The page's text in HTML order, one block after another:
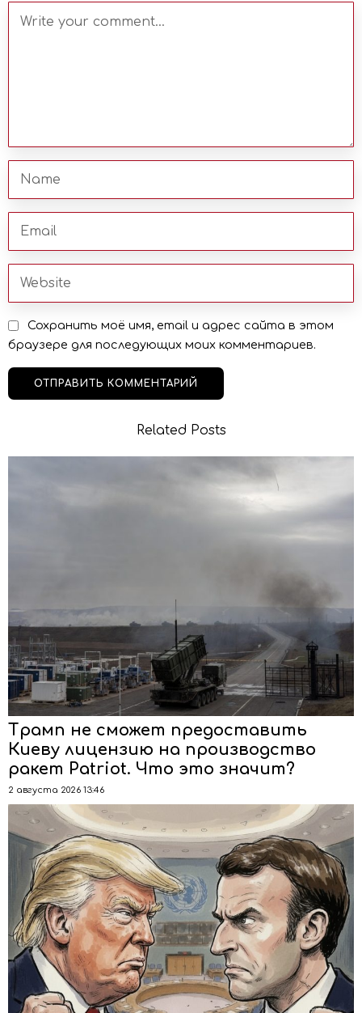
Сохранить моё имя, email и адрес сайта в этом
браузере для последующих моих комментариев.
Related Posts
Трамп не сможет предоставить
Киеву лицензию на производство
ракет Patriot. Что это значит?
2 августа 2026 13:46